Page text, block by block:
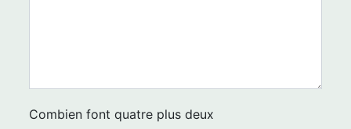
Combien font quatre plus deux